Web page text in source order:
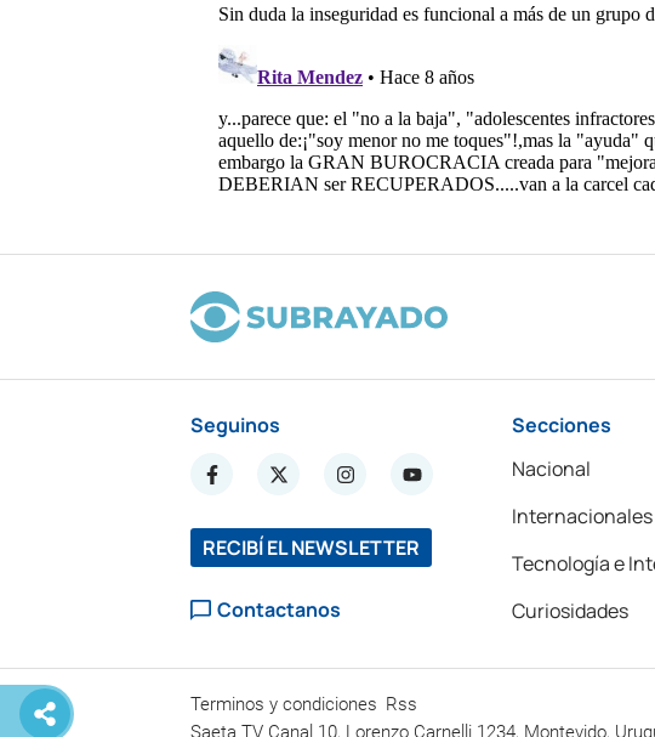
Seguinos
RECIBÍ EL NEWSLETTER
Contactanos
Secciones
Nacional
Internacionales
Tecnología e
Curiosidades
Terminos y condiciones Rss
Saeta TV Canal 10, Lorenzo Carnelli 1234, Montevido,